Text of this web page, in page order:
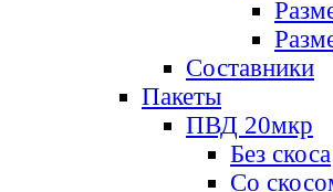
Составники
Пакеты
ПВД 20мкр
Без скоса
Со